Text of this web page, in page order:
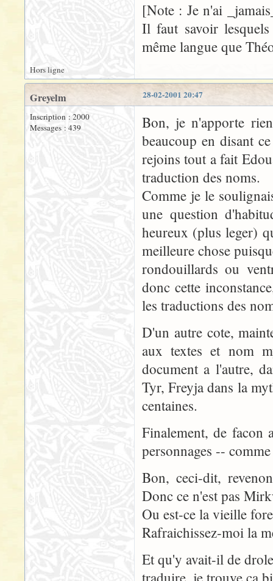
[Note : Je n'ai
Il faut savoir
même langue que
Hors ligne
28-02-2001 20:47
Greyelm
Inscription : 2000
Messages : 439
Bon, je n'apporte
beaucoup en disant
rejoins tout a fait
traduction des noms.
Comme je le
une question
heureux (plus leger)
meilleure chose
rondouillards ou
donc cette
les traductions des
D'un autre cote,
aux textes et nom
document a l'autre,
Tyr, Freyja dans la
centaines.
Finalement, de facon
personnages --
Bon, ceci-dit,
Donc ce n'est pas
Ou est-ce la vieille
Rafraichissez-moi la
Et qu'y avait-il de
traduire, je trouve ca